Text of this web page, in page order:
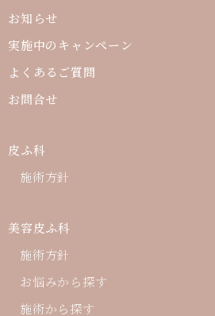
お知らせ
実施中のキャンペーン
よくあるご質問
お問合せ
皮ふ科
施術方針
美容皮ふ科
施術方針
お悩みから探す
施術から探す